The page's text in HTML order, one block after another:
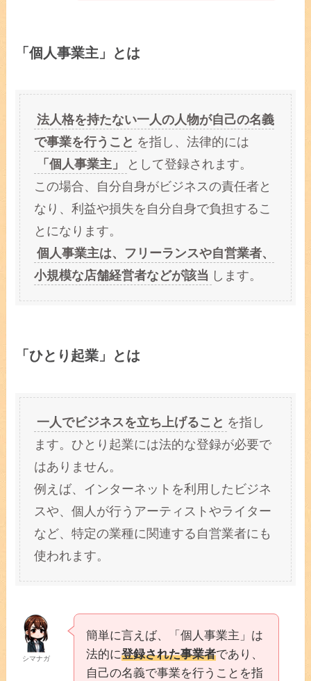
「個人事業主」とは
法人格を持たない一人の人物が自己の名義
で事業を行うこと を指し、法律的には
「個人事業主」
として登録されます。
この場合、自分自身がビジネスの責任者と
なり、利益や損失を自分自身で負担するこ
とになります。
個人事業主は、フリーランスや自営業者、
小規模な店舗経営者などが該当 します。
「ひとり起業」とは
一人でビジネスを立ち上げること を指し
ます。ひとり起業には法的な登録が必要で
はありません。
例えば、インターネットを利用したビジネ
スや、個人が行うアーティストやライター
など、特定の業種に関連する自営業者にも
使われます。
シマナガ
簡単に言えば、「個人事業主」は
法的に登録された事業者であり、
自己の名義で事業を行うことを指